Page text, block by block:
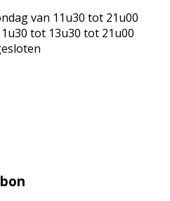
van 11u30 tot 21u00
tot 13u30 tot 21u00